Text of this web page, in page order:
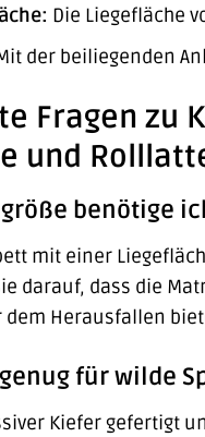
Die Liegefläche
der beiliegenden
Fragen zu
und
benötige
mit einer
darauf, dass die
dem Herausfallen
für wilde
Kiefer gefertigt